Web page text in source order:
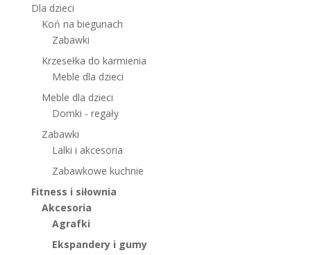
Dla dzieci
Koń na biegunach
Zabawki
Krzesełka do karmienia
Meble dla dzieci
Meble dla dzieci
Domki - regały
Zabawki
Lalki i akcesoria
Zabawkowe kuchnie
Fitness i siłownia
Akcesoria
Agrafki
Ekspandery i gumy